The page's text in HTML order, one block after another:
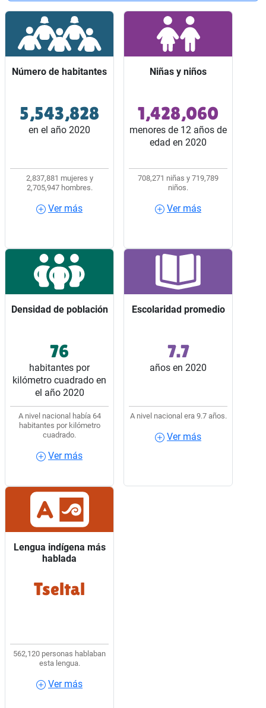
Número de habitantes
5,543,828
en el año 2020
2,837,881 mujeres y
2,705,947 hombres.
Ver más
Número de habitantes
Ocupó el lugar 8 entre
los 32 estados del país.
Ver más
Niñas y niños
1,428,060
menores de 12 años de
edad en 2020
708,271 niñas y 719,789
niños.
Ver más
Niñas y niños
Representaron 3 de
cada 10 habitantes del
estado.
Ver más
Densidad de población
76
habitantes por
kilómetro cuadrado en
el año 2020
A nivel nacional había 64
habitantes por kilómetro
cuadrado.
Ver más
Densidad de población
Ocupó el lugar 16 entre
los 32 estados del país.
Escolaridad promedio
7.7
años en 2020
A nivel nacional era 9.7 años.
Ver más
Escolaridad promedio
Ocupó el lugar 32 entre
los 32 estados del país.
Lengua indígena más
hablada
Tseltal
562,120 personas hablaban
esta lengua.
Ver más
Lengua indígena más
hablada
4 de cada 10 hablantes
de lengua indígena
Ver más